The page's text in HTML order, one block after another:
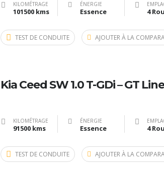
KILOMÉTRAGE
101500 kms
ÉNERGIE
Essence
TEST DE CONDUITE AJOUTER À LA
Kia Ceed SW 1.0 T-GDi – GT Line
KILOMÉTRAGE
91500 kms
ÉNERGIE
Essence
TEST DE CONDUITE AJOUTER À LA